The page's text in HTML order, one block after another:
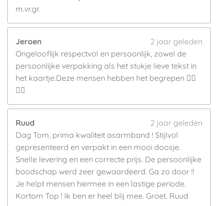
m.vr.gr.
Jeroen
2 jaar geleden
Ongelooflijk respectvol en persoonlijk, zowel de
persoonlijke verpakking als het stukje lieve tekst in
het kaartje.Deze mensen hebben het begrepen 👍🏼
👍🏼
Ruud
2 jaar geleden
Dag Tom, prima kwaliteit asarmband ! Stijlvol
gepresenteerd en verpakt in een mooi doosje.
Snelle levering en een correcte prijs. De persoonlijke
boodschap werd zeer gewaardeerd. Ga zo door !!
Je helpt mensen hiermee in een lastige periode.
Kortom Top ! Ik ben er heel blij mee. Groet. Ruud